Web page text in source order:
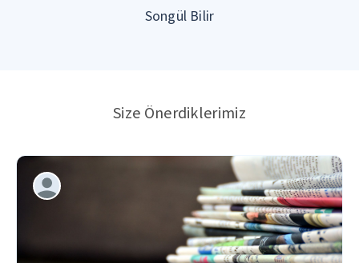
Songül Bilir
Size Önerdiklerimiz